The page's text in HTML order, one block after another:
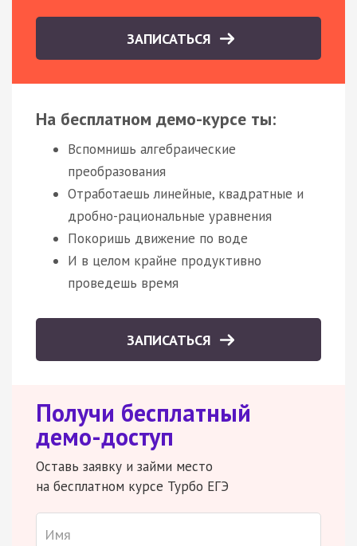
ЗАПИСАТЬСЯ
На бесплатном демо-курсе ты:
Вспомнишь алгебраические
преобразования
Отработаешь линейные, квадратные и
дробно-рациональные уравнения
Покоришь движение по воде
И в целом крайне продуктивно
проведешь время
ЗАПИСАТЬСЯ
Получи бесплатный
демо-доступ
Оставь заявку и займи место
на бесплатном курсе Турбо ЕГЭ